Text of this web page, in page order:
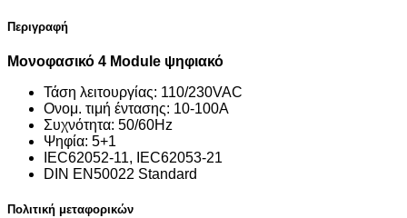
Περιγραφή
Μονοφασικό 4 Module ψηφιακό
Τάση λειτουργίας: 110/230VAC
Ονομ. τιμή έντασης: 10-100Α
Συχνότητα: 50/60Ηz
Ψηφία: 5+1
IEC62052-11, IEC62053-21
DIN EN50022 Standard
Πολιτική μεταφορικών